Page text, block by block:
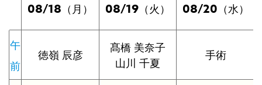
08/18 （月） 08/19 （火） 08/20 （水）
午
前
徳嶺 辰彦
髙橋 美奈子
山川 千夏
手術